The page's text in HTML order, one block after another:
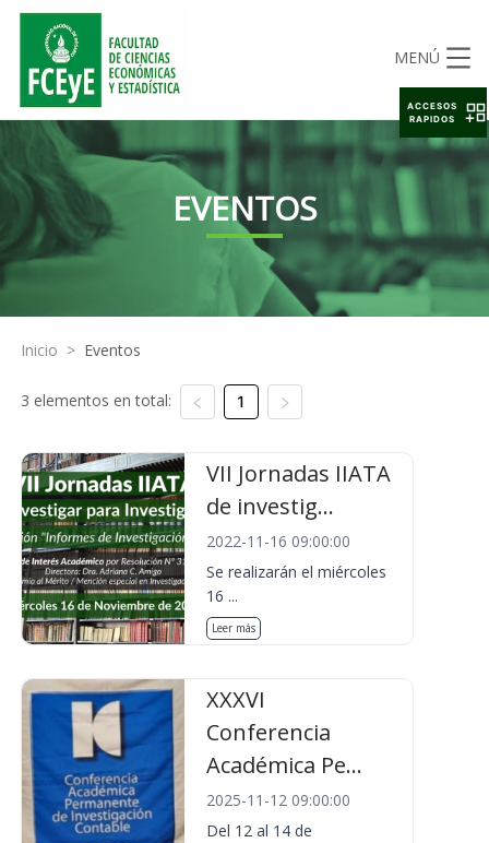
MENÚ
EVENTOS
Inicio > Eventos
3 elementos en total: 1
VII Jornadas IIATA
de investig...
2022-11-16 09:00:00
Se realizarán el miércoles
16 ...
Leer más
XXXVI
Conferencia
Académica Pe...
2025-11-12 09:00:00
Del 12 al 14 de
ACCESOS
RAPIDOS